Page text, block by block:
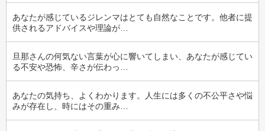
あなたが感じているジレンマはとても自然なことです。他者に提
供されるアドバイスや理論が…
旦那さんの何気ない言葉が心に響いてしまい、あなたが感じてい
る不安や恐怖、辛さが伝わっ…
あなたの気持ち、よくわかります。人生には多くの不公平さや悩
みが存在し、時にはその重み…